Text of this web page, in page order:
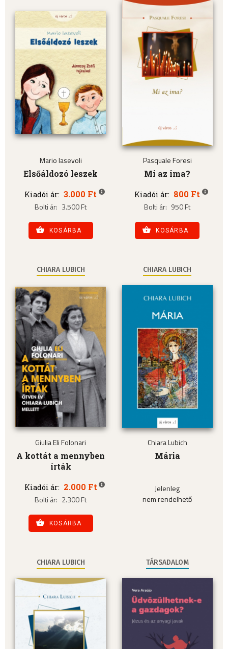
Mario Iasevoli
Elsőáldozó leszek
Kiadói ár: 3.000 Ft
Bolti ár: 3.500 Ft
KOSÁRBA
Pasquale Foresi
Mi az ima?
Kiadói ár: 800 Ft
Bolti ár: 950 Ft
KOSÁRBA
CHIARA LUBICH
Giulia Eli Folonari
A kottát a mennyben
írták
Kiadói ár: 2.000 Ft
Bolti ár: 2.300 Ft
KOSÁRBA
CHIARA LUBICH
Chiara Lubich
Mária
Jelenleg
nem rendelhető
CHIARA LUBICH TÁRSADALOM